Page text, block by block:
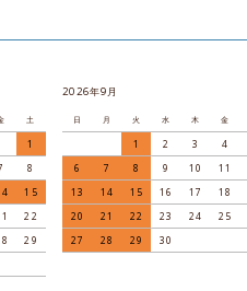
土
1
8
15
22
29
2026年9月
日 月 火 水 木 金
1 2 3 4
6
7 8 9 10 11
13
14 15 16 17 18
20
21 22 23 24 25
27
28 29 30